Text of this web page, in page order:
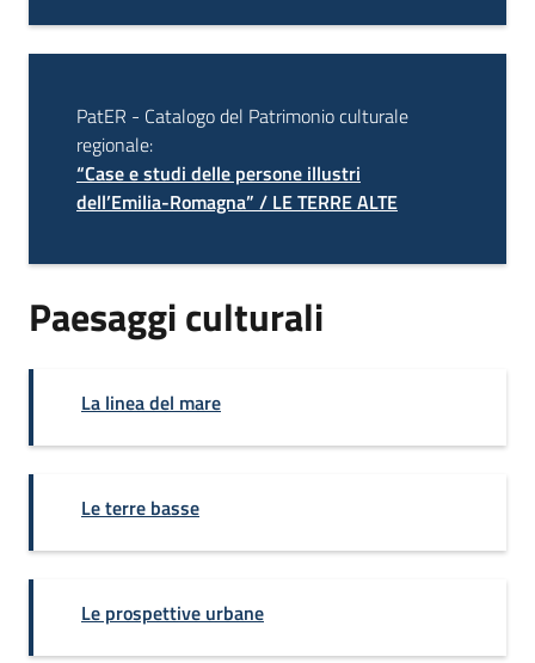
PatER - Catalogo del Patrimonio culturale
regionale:
“Case e studi delle persone illustri
dell’Emilia-Romagna” / LE TERRE ALTE
Paesaggi culturali
La linea del mare
Le terre basse
Le prospettive urbane